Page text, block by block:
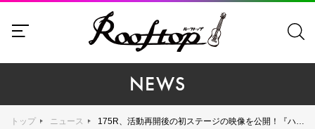
NEWS
トップ ニュース 175R、活動再開後の初ステージの映像を公開！『ハッピーライフ』熱演!!